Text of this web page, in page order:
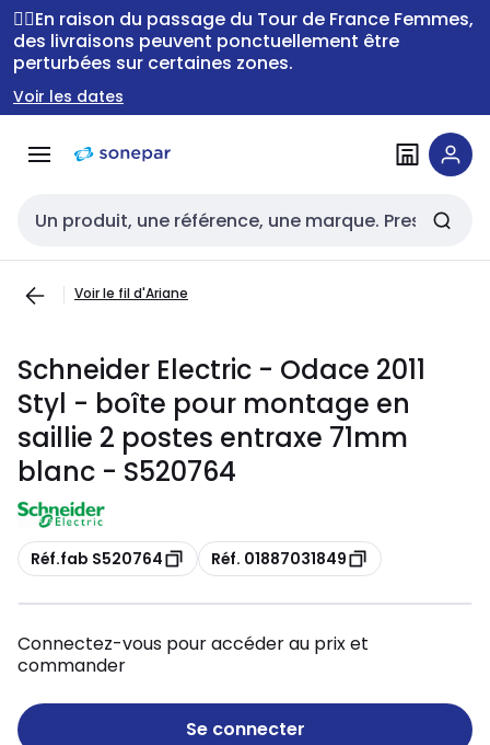
Passer à la
navigation
Passer
au
contenu
🚴‍♂️En raison du passage du Tour de France Femmes,
des livraisons peuvent ponctuellement être
perturbées sur certaines zones.
Voir les dates
Entrée de recherche
Voir le fil d'Ariane
Schneider Electric - Odace 2011
Styl - boîte pour montage en
saillie 2 postes entraxe 71mm
blanc - S520764
Copie
Réf.fab S520764 Copie
Réf. 01887031849
Connectez-vous pour accéder au prix et
commander
Se connecter